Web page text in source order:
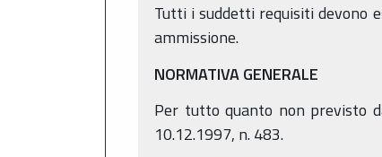
Tutti i suddetti requisiti devono
ammissione.
NORMATIVA GENERALE
Per tutto quanto non previsto
10.12.1997, n. 483.